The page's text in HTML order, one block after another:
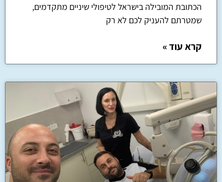
הכתובת המובילה בישראל לטיפולי שיניים מתקדמים,
שמטרתם להעניק לכם לא רק
קרא עוד »